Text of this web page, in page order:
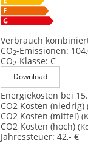
Verbrauch
CO2-Emissionen:
CO2-Klasse: C
Download
Energiekosten bei
CO2 Kosten (niedrig)
CO2 Kosten (mittel)
CO2 Kosten (hoch)
Jahressteuer: 42,- €